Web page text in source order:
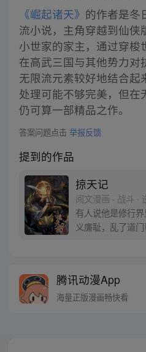
《崛起诸天》 的作者是冬
流小说，主角穿越到仙侠
小世家的家主，通过穿梭
在高武三国与其他势力对
无限流元素较好地结合起
处理可能不够完美，但在
仍可算一部精品之作。
答案问题点击 举报反馈
提到的作品
掠天记
阅文漫画 · 战斗 ·
有人说他是修行
义廉耻，乱了道
腾讯动漫App
海量正版漫画畅快看